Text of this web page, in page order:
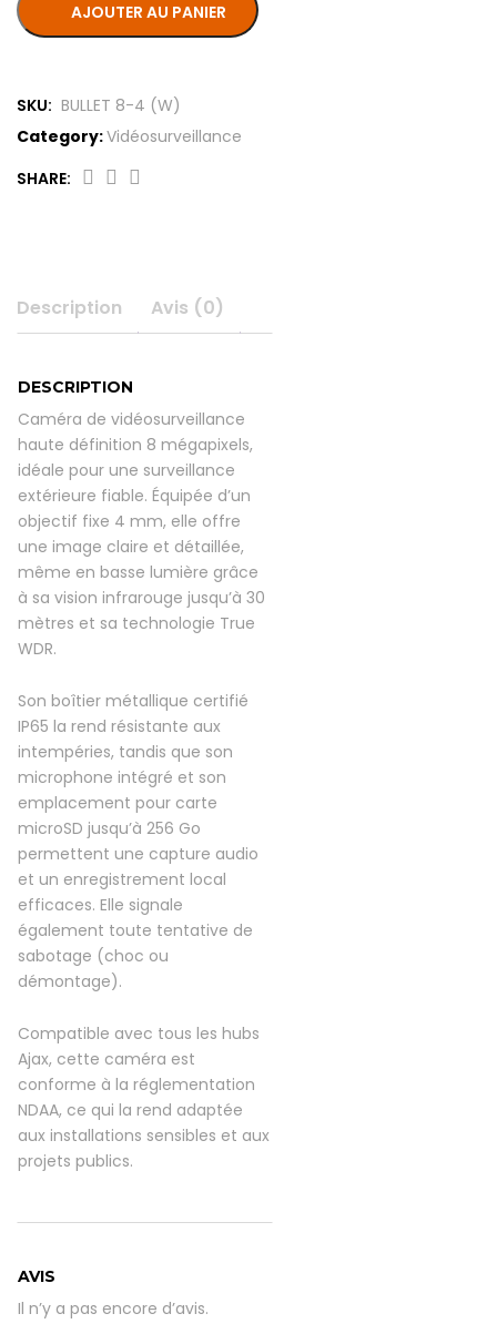
obj
fixe
mm
quantity
AJOUTER AU PANIER
SKU: BULLET 8-4 (W)
Category:Vidéosurveillance
SHARE:
Description Avis (0)
DESCRIPTION
Caméra de vidéosurveillance
haute définition 8 mégapixels,
idéale pour une surveillance
extérieure fiable. Équipée d’un
objectif fixe 4 mm, elle offre
une image claire et détaillée,
même en basse lumière grâce
à sa vision infrarouge jusqu’à 30
mètres et sa technologie True
WDR.
Son boîtier métallique certifié
IP65 la rend résistante aux
intempéries, tandis que son
microphone intégré et son
emplacement pour carte
microSD jusqu’à 256 Go
permettent une capture audio
et un enregistrement local
efficaces. Elle signale
également toute tentative de
sabotage (choc ou
démontage).
Compatible avec tous les hubs
Ajax, cette caméra est
conforme à la réglementation
NDAA, ce qui la rend adaptée
aux installations sensibles et aux
projets publics.
AVIS
Il n’y a pas encore d’avis.